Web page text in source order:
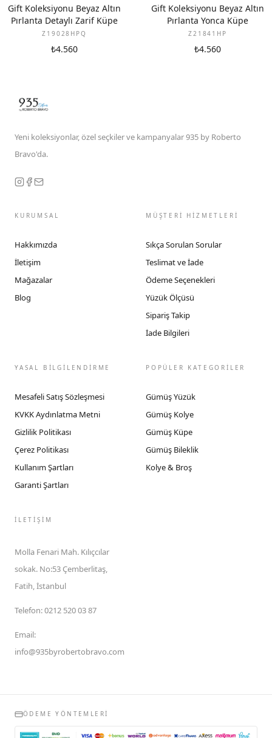
YENI
Gift Koleksiyonu Beyaz Altın
Pırlanta Detaylı Zarif Küpe
Z19028HPQ
₺4.560
YENI
Gift Koleksiyonu Beyaz Altın
Pırlanta Yonca Küpe
Z21841HP
₺4.560
Yeni koleksiyonlar, özel seçkiler ve kampanyalar 935 by Roberto
Bravo'da.
KURUMSAL
Hakkımızda
İletişim
Mağazalar
Blog
MÜŞTERİ HİZMETLERİ
Sıkça Sorulan Sorular
Teslimat ve İade
Ödeme Seçenekleri
Yüzük Ölçüsü
Sipariş Takip
İade Bilgileri
YASAL BİLGİLENDİRME
Mesafeli Satış Sözleşmesi
KVKK Aydınlatma Metni
Gizlilik Politikası
Çerez Politikası
Kullanım Şartları
Garanti Şartları
POPÜLER KATEGORİLER
Gümüş Yüzük
Gümüş Kolye
Gümüş Küpe
Gümüş Bileklik
Kolye & Broş
İLETIŞIM
Molla Fenari Mah. Kılıçcılar
sokak. No:53 Çemberlitaş,
Fatih, İstanbul
Telefon:0212 520 03 87
Email:
info@935byrobertobravo.com
ÖDEME YÖNTEMLERI